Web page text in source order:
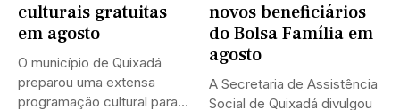
culturais gratuitas
em agosto
O município de Quixadá
preparou uma extensa
programação cultural para
novos beneficiários
do Bolsa Família em
agosto
A Secretaria de Assistência
Social de Quixadá divulgou